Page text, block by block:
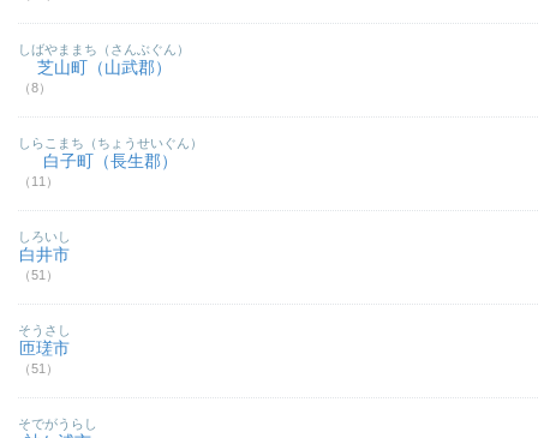
芝山町（山武郡）
（8）
しばやままち（さんぶぐん）
白子町（長生郡）
（11）
しらこまち（ちょうせいぐん）
白井市
（51）
しろいし
匝瑳市
（51）
そうさし
そでがうらし